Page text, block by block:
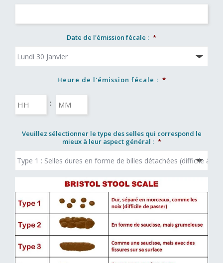
Date de l'émission fécale : *
Heure de l'émission fécale : *
:
Veuillez sélectionner le type des selles qui correspond le
mieux à leur aspect général : *